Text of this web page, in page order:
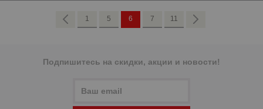
р
1 5 6 7 11
Подпишитесь на скидки, акции и новости!